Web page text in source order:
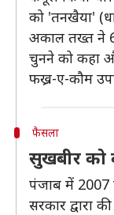
को 'तनखैया'
अकाल तख्त ने
चुनने को कहा
फख्र-ए-कौम
फैसला
सुखबीर को
पंजाब में
सरकार द्वारा